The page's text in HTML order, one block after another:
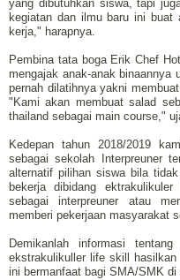
yang dibutuhkan siswa, tapi
kegiatan dan ilmu baru ini buat
kerja," harapnya.
Pembina tata boga Erik Chef
mengajak anak-anak binaannya
pernah dilatihnya yakni
"Kami akan membuat salad
thailand sebagai main course,"
Kedepan tahun 2018/2019
sebagai sekolah Interpreuner
alternatif pilihan siswa bila
bekerja dibidang
sebagai interpreuner atau
memberi pekerjaan masyarakat
Demikanlah informasi
ekstrakulikuller life skill hasilkan
ini bermanfaat bagi SMA/SMK